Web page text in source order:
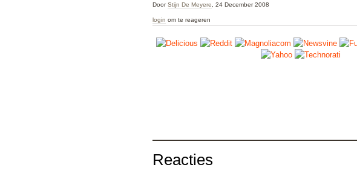
DoorStijn De Meyere , 24 December 2008
login om te reageren
Reacties